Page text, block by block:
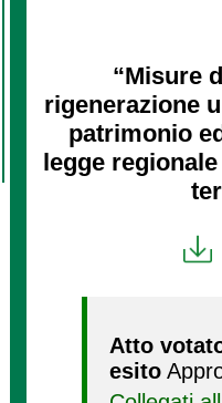
“Misure
rigenerazione
patrimonio
legge
Atto
esito